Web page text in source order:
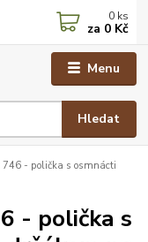
Menu
Hledat
0 ks
za 0 Kč
746 - polička s osmnácti
- polička s